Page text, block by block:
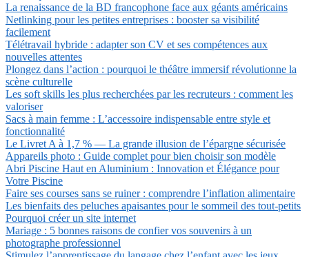
La renaissance de la BD francophone face aux géants américains
Netlinking pour les petites entreprises : booster sa visibilité
facilement
Télétravail hybride : adapter son CV et ses compétences aux
nouvelles attentes
Plongez dans l’action : pourquoi le théâtre immersif révolutionne la
scène culturelle
Les soft skills les plus recherchées par les recruteurs : comment les
valoriser
Sacs à main femme : L’accessoire indispensable entre style et
fonctionnalité
Le Livret A à 1,7 % — La grande illusion de l’épargne sécurisée
Appareils photo : Guide complet pour bien choisir son modèle
Abri Piscine Haut en Aluminium : Innovation et Élégance pour
Votre Piscine
Faire ses courses sans se ruiner : comprendre l’inflation alimentaire
Les bienfaits des peluches apaisantes pour le sommeil des tout-petits
Pourquoi créer un site internet
Mariage : 5 bonnes raisons de confier vos souvenirs à un
photographe professionnel